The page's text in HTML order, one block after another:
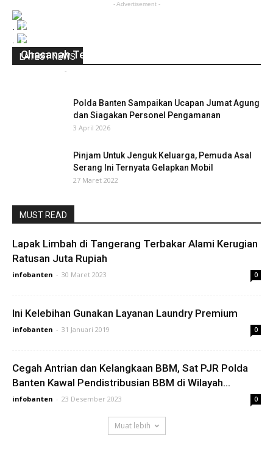
- Advertisement -
LATEST NEWS
Dapat Kejutan Ulang Tahun Ke-57 Dari Pegawai
Pemkab Serang Bupati Serang Ratu Tatu
Chasanah Terharu
-
Polda Banten Sampaikan Ucapan Jumat Agung
dan Siagakan Personel Pengamanan
3 April 2026
Pinjam Untuk Jenguk Keluarga, Pemuda Asal
Serang Ini Ternyata Gelapkan Mobil
27 Maret 2022
MUST READ
Lapak Limbah di Tangerang Terbakar Alami Kerugian
Ratusan Juta Rupiah
infobanten - 30 Maret 2023 0
Ini Kelebihan Gunakan Layanan Laundry Premium
infobanten - 31 Januari 2019 0
Cegah Antrian dan Kelangkaan BBM, Sat PJR Polda
Banten Kawal Pendistribusian BBM di Wilayah...
infobanten - 23 Desember 2023 0
Muat lebih